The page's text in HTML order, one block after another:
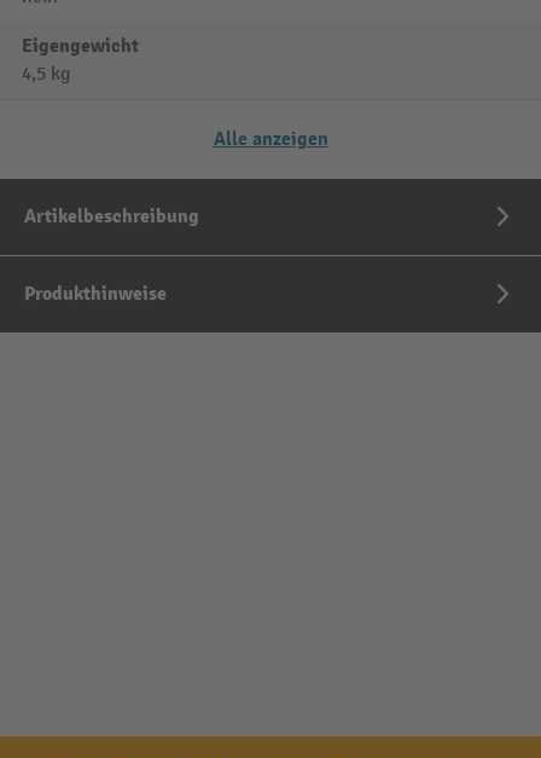
Eigengewicht
4,5 kg
Alle anzeigen
Artikelbeschreibung
Produkthinweise